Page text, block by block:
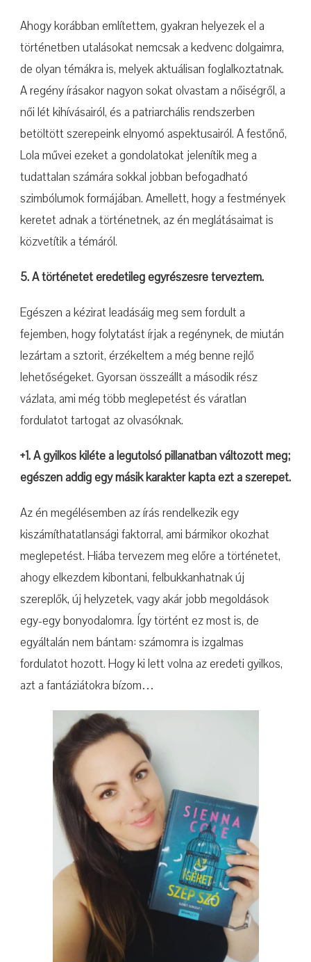
Ahogy korábban említettem, gyakran helyezek el a
történetben utalásokat nemcsak a kedvenc dolgaimra,
de olyan témákra is, melyek aktuálisan foglalkoztatnak.
A regény írásakor nagyon sokat olvastam a nőiségről, a
női lét kihívásairól, és a patriarchális rendszerben
betöltött szerepeink elnyomó aspektusairól. A festőnő,
Lola művei ezeket a gondolatokat jelenítik meg a
tudattalan számára sokkal jobban befogadható
szimbólumok formájában. Amellett, hogy a festmények
keretet adnak a történetnek, az én meglátásaimat is
közvetítik a témáról.
5. A történetet eredetileg egyrészesre terveztem.
Egészen a kézirat leadásáig meg sem fordult a
fejemben, hogy folytatást írjak a regénynek, de miután
lezártam a sztorit, érzékeltem a még benne rejlő
lehetőségeket. Gyorsan összeállt a második rész
vázlata, ami még több meglepetést és váratlan
fordulatot tartogat az olvasóknak.
+1. A gyilkos kiléte a legutolsó pillanatban változott meg;
egészen addig egy másik karakter kapta ezt a szerepet.
Az én megélésemben az írás rendelkezik egy
kiszámíthatatlansági faktorral, ami bármikor okozhat
meglepetést. Hiába tervezem meg előre a történetet,
ahogy elkezdem kibontani, felbukkanhatnak új
szereplők, új helyzetek, vagy akár jobb megoldások
egy-egy bonyodalomra. Így történt ez most is, de
egyáltalán nem bántam: számomra is izgalmas
fordulatot hozott. Hogy ki lett volna az eredeti gyilkos,
azt a fantáziátokra bízom…